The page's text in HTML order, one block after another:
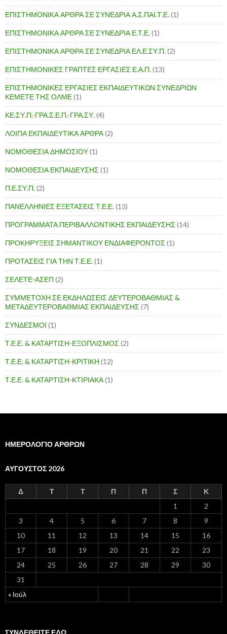
ΕΠΙΣΤΗΜΟΝΙΚΑ ΑΡΘΡΑ ΣΕ ΣΥΝΕΔΡΙΑ Α.Σ.ΠΑΙ.Τ.Ε.(1)
ΕΠΙΣΤΗΜΟΝΙΚΑ ΑΡΘΡΑ ΣΕ ΣΥΝΕΔΡΙΑ Ε.Τ.Ε.(1)
ΕΠΙΣΤΗΜΟΝΙΚΑ ΑΡΘΡΑ ΣΕ ΣΥΝΕΔΡΙΑ ΕΛ.Ε.ΣΥ.Π.(2)
ΕΠΙΣΤΗΜΟΝΙΚΕΣ ΓΡΑΠΤΕΣ ΕΡΓΑΣΙΕΣ Ε.Α.Π.(13)
ΕΠΙΣΤΗΜΟΝΙΚΕΣ ΕΡΓΑΣΙΕΣ ΕΚΠΑΙΔΕΥΤΙΚΩΝ ΣΥΝΕΔΡΙΩΝ
ΚΕΜΕΤΕ ΤΗΣ ΟΛΜΕ(1)
ΚΕ.ΣΥ.Π.-ΓΡΑ.Σ.Ε.Π.-ΓΡΑ.ΣΥ.(4)
ΛΟΙΠΑ ΕΚΠΑΙΔΕΥΤΙΚΑ ΑΡΘΡΑ(2)
ΝΟΜΟΘΕΣΙΑ ΔΗΜΟΣΙΟΥ(1)
ΝΟΜΟΘΕΣΙΑ ΕΚΠΑΙΔΕΥΣΗΣ (1)
Π.Ε.ΣΥ.Π.(2)
ΠΑΝΕΛΛΗΝΙΕΣ ΕΞΕΤΑΣΕΙΣ Τ.Ε.Ε.(13)
ΠΡΟΓΡΑΜΜΑΤΑ ΠΕΡΙΒΑΛΛΟΝΤΙΚΗΣ ΕΚΠΑΙΔΕΥΣΗΣ (14)
ΠΡΟΚΗΡΥΞΕΙΣ ΣΗΜΑΝΤΙΚΟΥ ΕΝΔΙΑΦΕΡΟΝΤΟΣ (1)
ΠΡΟΤΑΣΕΙΣ ΓΙΑ ΤΗΝ Τ.Ε.Ε.(1)
ΣΕΛΕΤΕ-ΑΣΕΠ (2)
ΣΥΜΜΕΤΟΧΗ ΣΕ ΕΚΔΗΛΩΣΕΙΣ ΔΕΥΤΕΡΟΒΑΘΜΙΑΣ &
ΜΕΤΑΔΕΥΤΕΡΟΒΑΘΜΙΑΣ ΕΚΠΑΙΔΕΥΣΗΣ (7)
ΣΥΝΔΕΣΜΟΙ (1)
Τ.Ε.Ε. & ΚΑΤΑΡΤΙΣΗ-ΕΞΟΠΛΙΣΜΟΣ (2)
Τ.Ε.Ε. & ΚΑΤΑΡΤΙΣΗ-ΚΡΙΤΙΚΗ (12)
Τ.Ε.Ε. & ΚΑΤΑΡΤΙΣΗ-ΚΤΙΡΙΑΚΑ(1)
ΗΜΕΡΟΛΟΓΙΟ ΑΡΘΡΩΝ
ΑΎΓΟΥΣΤΟΣ 2026
Δ Τ Τ Π Π Σ Κ
« Ιούλ
1
2
3
4 5 6 7 8
9
10
11 12 13 14 15
16
17
18 19 20 21 22
23
24
25 26 27 28 29
30
31
ΣΥΝΔΕΘΕΙΤΕ ΕΔΩ…